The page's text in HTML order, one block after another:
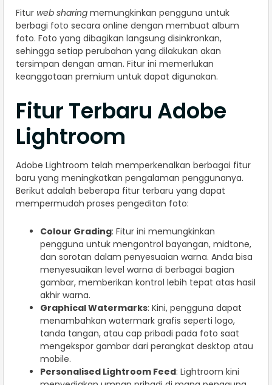
Fitur web sharing memungkinkan pengguna untuk
berbagi foto secara online dengan membuat album
foto. Foto yang dibagikan langsung disinkronkan,
sehingga setiap perubahan yang dilakukan akan
tersimpan dengan aman. Fitur ini memerlukan
keanggotaan premium untuk dapat digunakan.
Fitur Terbaru Adobe
Lightroom
Adobe Lightroom telah memperkenalkan berbagai fitur
baru yang meningkatkan pengalaman penggunanya.
Berikut adalah beberapa fitur terbaru yang dapat
mempermudah proses pengeditan foto:
Colour Grading: Fitur ini memungkinkan
pengguna untuk mengontrol bayangan, midtone,
dan sorotan dalam penyesuaian warna. Anda bisa
menyesuaikan level warna di berbagai bagian
gambar, memberikan kontrol lebih tepat atas hasil
akhir warna.
Graphical Watermarks: Kini, pengguna dapat
menambahkan watermark grafis seperti logo,
tanda tangan, atau cap pribadi pada foto saat
mengekspor gambar dari perangkat desktop atau
mobile.
Personalised Lightroom Feed: Lightroom kini